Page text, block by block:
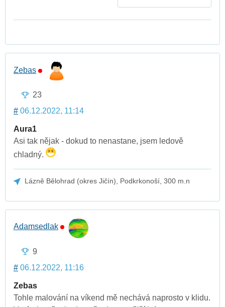
Zebas
23
# 06.12.2022, 11:14
Aura1
Asi tak nějak - dokud to nenastane, jsem ledově
chladný.
Lázně Bělohrad (okres Jičín), Podkrkonoší, 300 m.n
Adamsedlak
9
# 06.12.2022, 11:16
Zebas
Tohle malování na víkend mě nechává naprosto v klidu.